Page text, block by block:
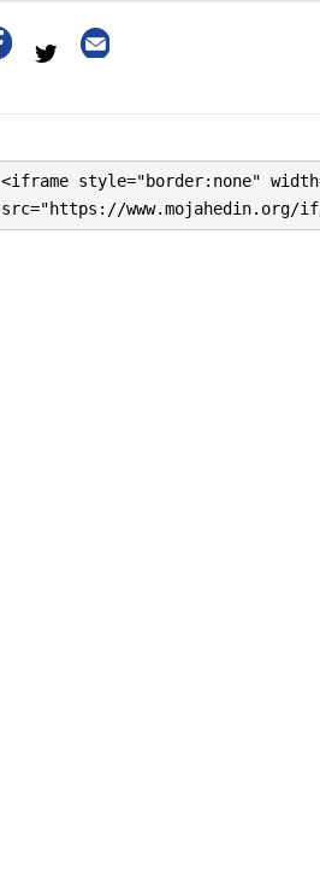
<iframe style="border:none"
src="https://www.mojahedin.org/if/